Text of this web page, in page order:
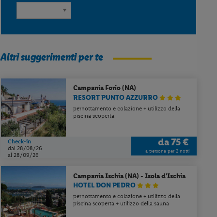
Altri suggerimenti per te
Campania Forio (NA)
RESORT PUNTO AZZURRO
pernottamento e colazione + utilizzo della
piscina scoperta
Check-in
dal 28/08/26
al 28/09/26
da75 €
a persona per 2 notti
CampaniaIschia (NA) - Isola d'Ischia
HOTEL DON PEDRO
pernottamento e colazione + utilizzo della
piscina scoperta + utilizzo della sauna